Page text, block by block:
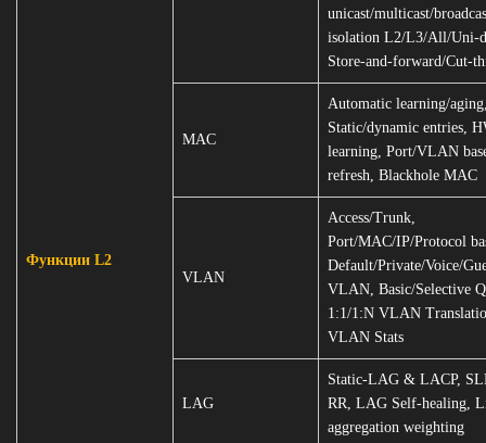
Функции L2
unicast/multicast/
isolation L2/L3/All/Uni-
Store-and-forward/Cut-
MAC
Automatic learning/
Static/dynamic entries,
learning, Port/VLAN
refresh, Blackhole MAC
VLAN
Access/Trunk,
Port/MAC/IP/Protocol
Default/Private/Voice/
VLAN, Basic/Selective
1:1/1:N VLAN
VLAN Stats
LAG
Static-LAG & LACP,
RR, LAG Self-healing,
aggregation weighting